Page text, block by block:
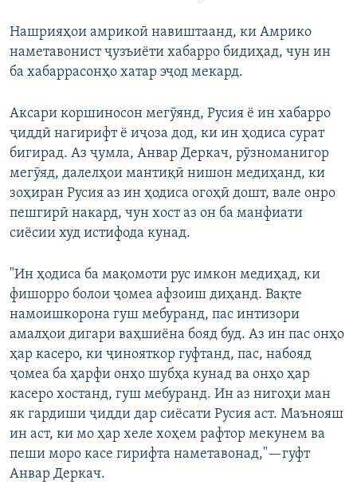
Нашрияҳои амрикоӣ навиштаанд, ки Амрико
наметавонист ҷузъиёти хабарро бидиҳад, чун ин
ба хабаррасонҳо хатар эҷод мекард.
Аксари коршиносон мегӯянд, Русия ё ин хабарро
ҷиддӣ нагирифт ё иҷоза дод, ки ин ҳодиса сурат
бигирад. Аз ҷумла, Анвар Деркач, рӯзноманигор
мегӯяд, далелҳои мантиқӣ нишон медиҳанд, ки
зоҳиран Русия аз ин ҳодиса огоҳӣ дошт, вале онро
пешгирӣ накард, чун хост аз он ба манфиати
сиёсии худ истифода кунад.
"Ин ҳодиса ба мақомоти рус имкон медиҳад, ки
фишорро болои ҷомеа афзоиш диҳанд. Вақте
намоишкорона гуш мебуранд, пас интизори
амалҳои дигари ваҳшиёна бояд буд. Аз ин пас онҳо
ҳар касеро, ки ҷинояткор гуфтанд, пас, набояд
ҷомеа ба ҳарфи онҳо шубҳа кунад ва онҳо ҳар
касеро хостанд, гуш мебуранд. Ин аз нигоҳи ман
як гардиши ҷидди дар сиёсати Русия аст. Маънояш
ин аст, ки мо ҳар хеле хоҳем рафтор мекунем ва
пеши моро касе гирифта наметавонад,"—гуфт
Анвар Деркач.